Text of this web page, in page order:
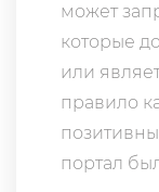
может
которые
или
правило
портал